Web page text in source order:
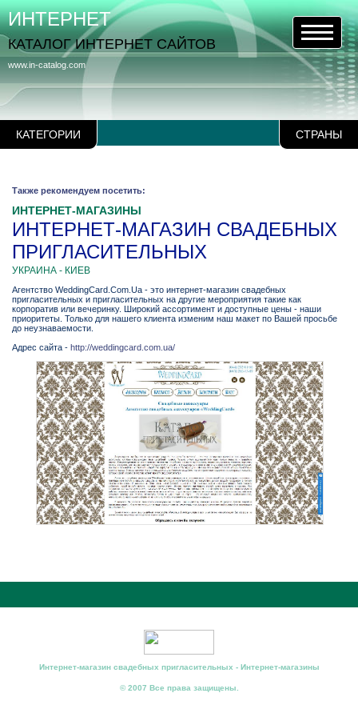
КАТЕГОРИИ СТРАНЫ
www.in-catalog.com
ИНТЕРНЕТ
КАТАЛОГ ИНТЕРНЕТ САЙТОВ
Также рекомендуем посетить:
ИНТЕРНЕТ-МАГАЗИНЫ
ИНТЕРНЕТ-МАГАЗИН СВАДЕБНЫХ
ПРИГЛАСИТЕЛЬНЫХ
УКРАИНА - КИЕВ
Агентство WeddingCard.Com.Ua - это интернет-магазин свадебных
пригласительных и пригласительных на другие мероприятия такие как
корпоратив или вечеринку. Широкий ассортимент и доступные цены - наши
приоритеты. Только для нашего клиента изменим наш макет по Вашей просьбе
до неузнаваемости.
Адрес сайта - http://weddingcard.com.ua/
Интернет-магазин свадебных пригласительных - Интернет-магазины
© 2007 Все права защищены.